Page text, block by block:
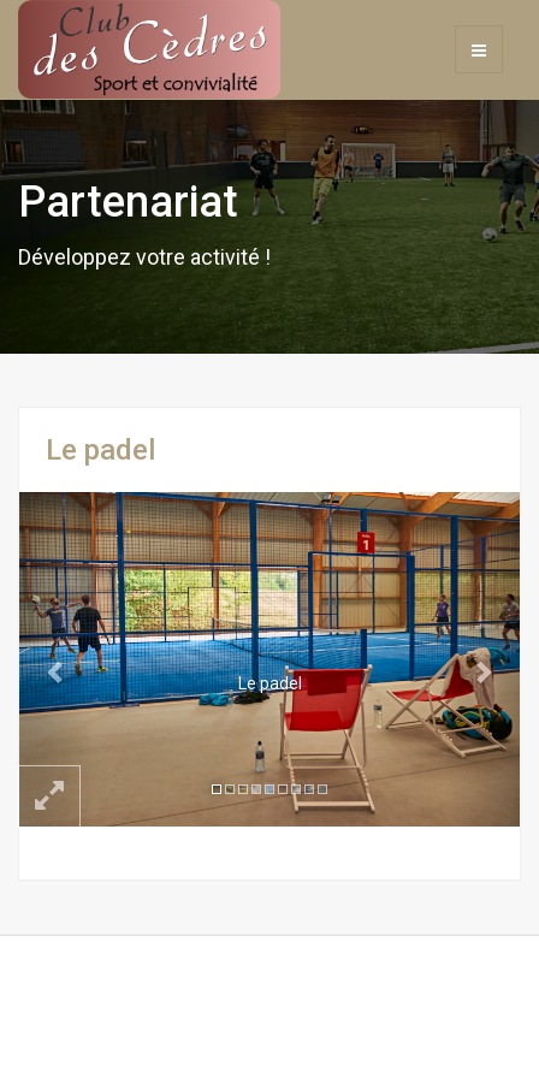
Partenariat
Développez votre activité !
Le padel
Le padel
Previous Next